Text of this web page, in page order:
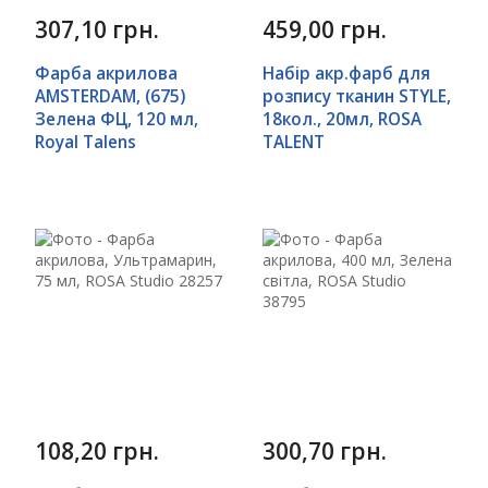
307,10 грн.
Фарба акрилова
AMSTERDAM, (675)
Зелена ФЦ, 120 мл,
Royal Talens
459,00 грн.
Набір акр.фарб для
розпису тканин STYLE,
18кол., 20мл, ROSA
TALENT
108,20 грн. 300,70 грн.